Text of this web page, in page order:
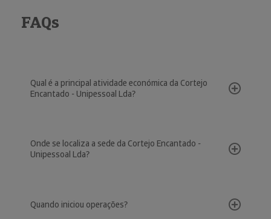
FAQs
Qual é a principal atividade económica da Cortejo
Encantado - Unipessoal Lda?
Onde se localiza a sede da Cortejo Encantado -
Unipessoal Lda?
Quando iniciou operações?